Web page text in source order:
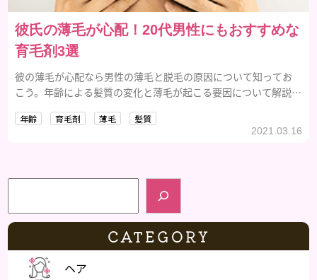
彼氏の薄毛が心配！20代男性にもおすすめな
育毛剤3選
彼の薄毛が心配なら男性の薄毛と脱毛の原因について知ってお
こう。年齢による髪質の変化と薄毛が起こる要因について解説
年齢 育毛剤 薄毛 髪質
2021.03.16
検索
CATEGORY
ヘア